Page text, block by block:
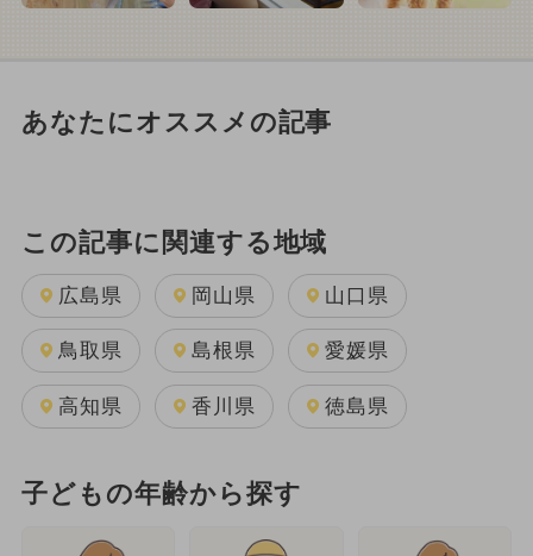
あなたにオススメの記事
この記事に関連する地域
広島県 岡山県 山口県
鳥取県 島根県 愛媛県
高知県 香川県 徳島県
子どもの年齢から探す